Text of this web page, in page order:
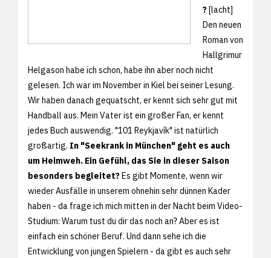
?[lacht]
Den neuen
Roman von
Hallgrimur
Helgason habe ich schon, habe ihn aber noch nicht
gelesen. Ich war im November in Kiel bei seiner Lesung.
Wir haben danach gequatscht, er kennt sich sehr gut mit
Handball aus. Mein Vater ist ein großer Fan, er kennt
jedes Buch auswendig. "101 Reykjavík" ist natürlich
großartig. In "Seekrank in München" geht es auch
um Heimweh. Ein Gefühl, das Sie in dieser Saison
besonders begleitet?Es gibt Momente, wenn wir
wieder Ausfälle in unserem ohnehin sehr dünnen Kader
haben - da frage ich mich mitten in der Nacht beim Video-
Studium: Warum tust du dir das noch an? Aber es ist
einfach ein schöner Beruf. Und dann sehe ich die
Entwicklung von jungen Spielern - da gibt es auch sehr